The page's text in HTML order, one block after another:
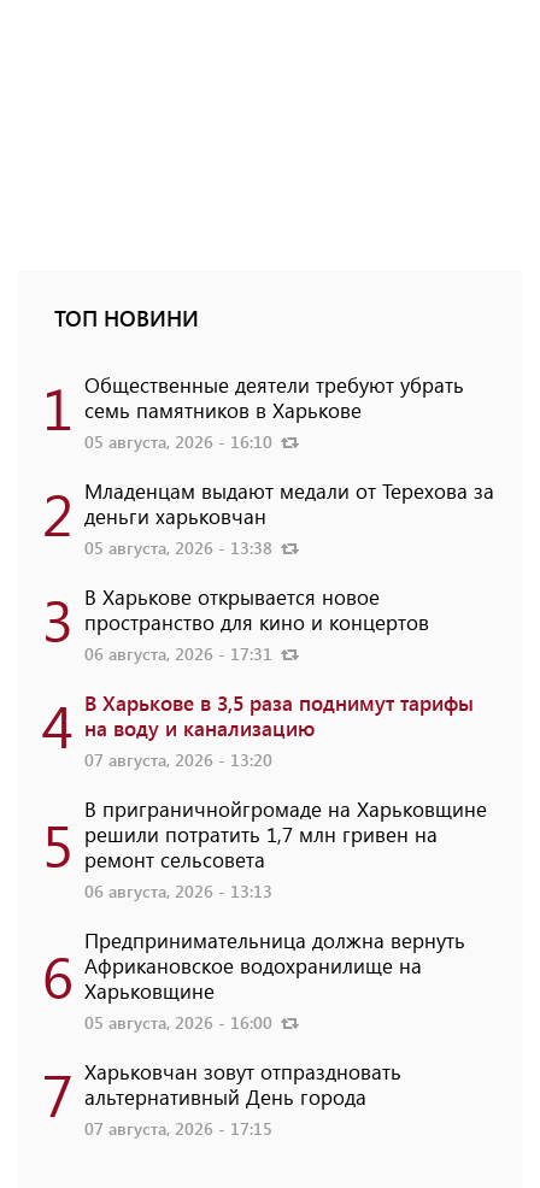
ТОП НОВИНИ
1 Общественные деятели требуют убрать
семь памятников в Харькове
05 августа, 2026 - 16:10
2 Младенцам выдают медали от Терехова за
деньги харьковчан
05 августа, 2026 - 13:38
3 В Харькове открывается новое
пространство для кино и концертов
06 августа, 2026 - 17:31
4 В Харькове в 3,5 раза поднимут тарифы
на воду и канализацию
07 августа, 2026 - 13:20
5 В приграничнойгромаде на Харьковщине
решили потратить 1,7 млн ​​гривен на
ремонт сельсовета
06 августа, 2026 - 13:13
6 Предпринимательница должна вернуть
Африкановское водохранилище на
Харьковщине
05 августа, 2026 - 16:00
7 Харьковчан зовут отпраздновать
альтернативный День города
07 августа, 2026 - 17:15